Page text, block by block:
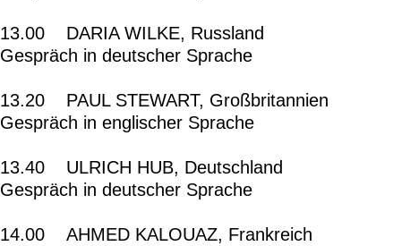
13.00 DARIA WILKE, Russland
Gespräch in deutscher Sprache
13.20 PAUL STEWART, Großbritannien
Gespräch in englischer Sprache
13.40 ULRICH HUB, Deutschland
Gespräch in deutscher Sprache
14.00 AHMED KALOUAZ, Frankreich